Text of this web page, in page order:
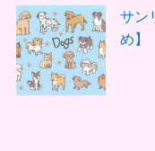
サン
め】